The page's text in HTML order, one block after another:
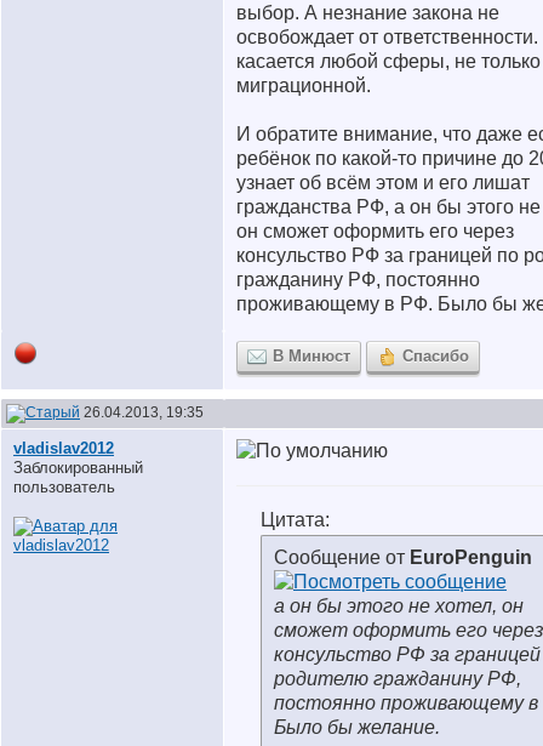
выбор. А незнание закона не
освобождает от
касается любой сферы, не только
миграционной.
И обратите внимание, что даже
ребёнок по какой-то причине до
узнает об всём этом и его лишат
гражданства РФ, а он бы этого не
он сможет оформить его через
консульство РФ за границей по
гражданину РФ, постоянно
проживающему в РФ. Было бы
В Минюст Спасибо
26.04.2013, 19:35
vladislav2012
Заблокированный
пользователь
Цитата:
Сообщение от EuroPenguin
а он бы этого не хотел, он
сможет оформить его через
консульство РФ за
родителю гражданину РФ,
постоянно проживающему
Было бы желание.